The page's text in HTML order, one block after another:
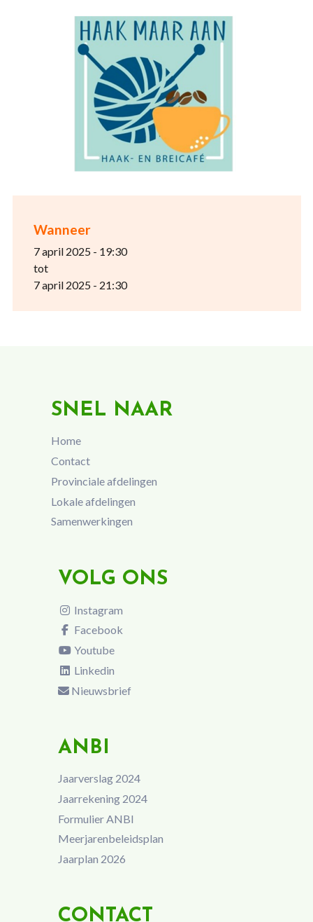
Wanneer
7 april 2025 - 19:30
tot
7 april 2025 - 21:30
SNEL NAAR
Home
Contact
Provinciale afdelingen
Lokale afdelingen
Samenwerkingen
VOLG ONS
Instagram
Facebook
Youtube
Linkedin
Nieuwsbrief
ANBI
Jaarverslag 2024
Jaarrekening 2024
Formulier ANBI
Meerjarenbeleidsplan
Jaarplan 2026
CONTACT